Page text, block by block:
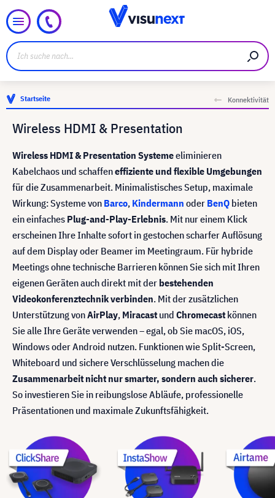
Startseite Konnektivität
Wireless HDMI & Presentation
Wireless HDMI & Presentation Systemeeliminieren
Kabelchaos und schaffeneffiziente und flexible Umgebungen
für die Zusammenarbeit. Minimalistisches Setup, maximale
Wirkung: Systeme von Barco, Kindermann oder BenQ bieten
ein einfaches Plug-and-Play-Erlebnis. Mit nur einem Klick
erscheinen Ihre Inhalte sofort in gestochen scharfer Auflösung
auf dem Display oder Beamer im Meetingraum. Für hybride
Meetings ohne technische Barrieren können Sie sich mit Ihren
eigenen Geräten auch direkt mit der bestehenden
Videokonferenztechnik verbinden. Mit der zusätzlichen
Unterstützung vonAirPlay, Miracast und Chromecast können
Sie alle Ihre Geräte verwenden – egal, ob Sie macOS, iOS,
Windows oder Android nutzen. Funktionen wie Split-Screen,
Whiteboard und sichere Verschlüsselung machen die
Zusammenarbeit nicht nur smarter, sondern auch sicherer.
So investieren Sie in reibungslose Abläufe, professionelle
Präsentationen und maximale Zukunftsfähigkeit.